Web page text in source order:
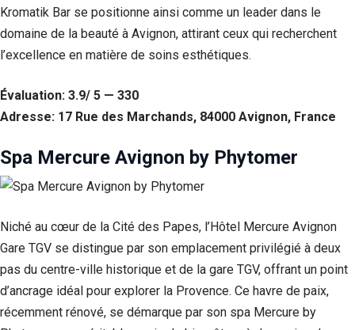
Kromatik Bar se positionne ainsi comme un leader dans le
domaine de la beauté à Avignon, attirant ceux qui recherchent
l’excellence en matière de soins esthétiques.
Évaluation: 3.9/ 5 — 330
Adresse: 17 Rue des Marchands, 84000 Avignon, France
Spa Mercure Avignon by Phytomer
Niché au cœur de la Cité des Papes, l’Hôtel Mercure Avignon
Gare TGV se distingue par son emplacement privilégié à deux
pas du centre-ville historique et de la gare TGV, offrant un point
d’ancrage idéal pour explorer la Provence. Ce havre de paix,
récemment rénové, se démarque par son spa Mercure by
sont pas
facultatifs. Ils
nécessaires au
fonctionnement